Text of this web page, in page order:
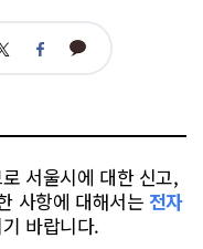
페 카
서울시에 대한 신고,
사항에 대해서는 전자
바랍니다.